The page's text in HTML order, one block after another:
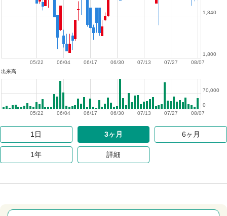
08/07
07/27
07/13
06/30
06/17
06/04
05/22
1,800
1,840
出来高
08/07
07/27
07/13
06/30
06/17
06/04
05/22
0
70,000
1日 3ヶ月 6ヶ月
1年 詳細